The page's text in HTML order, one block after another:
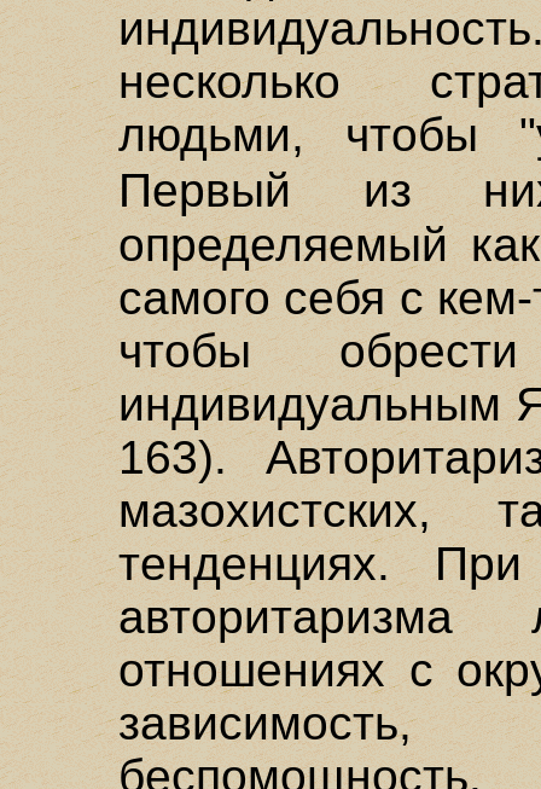
несколько
людьми, чтобы
Первый из
определяемый
самого себя с
чтобы
индивидуальным
163).
мазохистских,
тенденциях.
отношениях с